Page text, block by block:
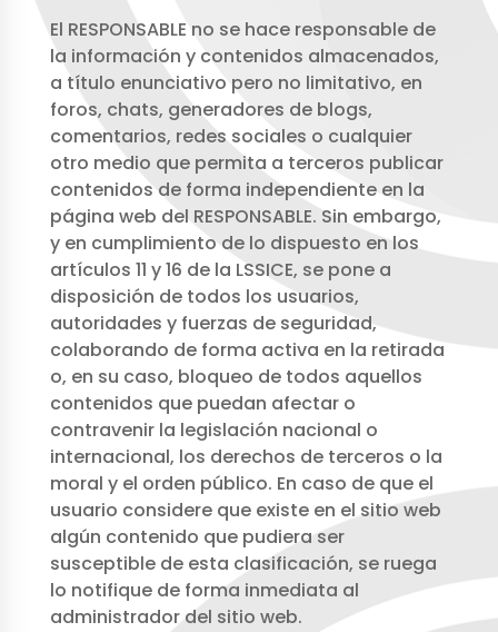
El RESPONSABLE no se hace responsable de
la información y contenidos almacenados,
a título enunciativo pero no limitativo, en
foros, chats, generadores de blogs,
comentarios, redes sociales o cualquier
otro medio que permita a terceros publicar
contenidos de forma independiente en la
página web del RESPONSABLE. Sin embargo,
y en cumplimiento de lo dispuesto en los
artículos 11 y 16 de la LSSICE, se pone a
disposición de todos los usuarios,
autoridades y fuerzas de seguridad,
colaborando de forma activa en la retirada
o, en su caso, bloqueo de todos aquellos
contenidos que puedan afectar o
contravenir la legislación nacional o
internacional, los derechos de terceros o la
moral y el orden público. En caso de que el
usuario considere que existe en el sitio web
algún contenido que pudiera ser
susceptible de esta clasificación, se ruega
lo notifique de forma inmediata al
administrador del sitio web.